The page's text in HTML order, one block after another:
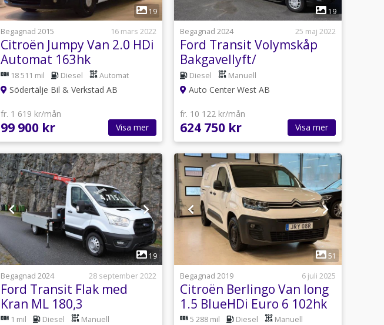
19
Begagnad 2015
16 mars 2022
Citroën Jumpy Van 2.0 HDi
Automat 163hk
18 511 mil Diesel Automat
Södertälje Bil & Verkstad AB
fr. 1 619 kr/mån
99 900 kr Visa mer
1
19
Begagnad 2024
25 maj 2022
Ford Transit Volymskåp
Bakgavellyft/
Diesel Manuell
Auto Center West AB
fr. 10 122 kr/mån
624 750 kr Visa mer
1
19
Begagnad 2024
28 september 2022
Ford Transit Flak med
Kran ML 180,3
1 mil Diesel Manuell
1
51
Begagnad 2019
6 juli 2025
Citroën Berlingo Van long
1.5 BlueHDi Euro 6 102hk
5 288 mil Diesel Manuell